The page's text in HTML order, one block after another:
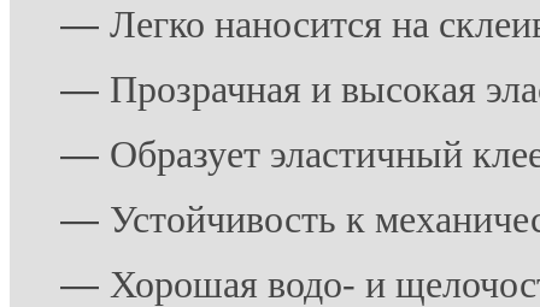
― Легко наносится на
― Прозрачная и высокая
― Образует эластичный
― Устойчивость к
― Хорошая водо- и